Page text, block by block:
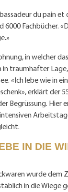
du pain
Fachbücher.
in welcher
traumhafter
«Ich lebe wie in
erklärt der
Begrüssung. Hier
IN DIE
wurde dem
in die Wiege